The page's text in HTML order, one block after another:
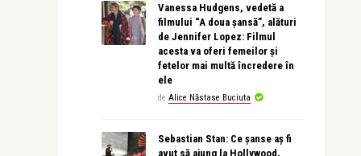
Vanessa Hudgens, vedetă a
filmului “A doua șansă”, alături
de Jennifer Lopez: Filmul
acesta va oferi femeilor și
fetelor mai multă încredere în
ele
de Alice Năstase Buciuta
Sebastian Stan: Ce șanse aș fi
avut să ajung la Hollywood,